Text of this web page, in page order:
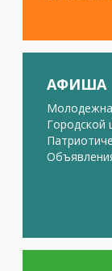
АФИША
Городской